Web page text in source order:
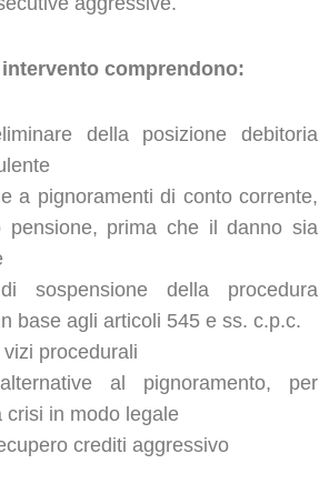
comprendono:
della posizione debitoria
a pignoramenti di conto corrente,
pensione, prima che il danno sia
sospensione della procedura
base agli articoli 545 e ss. c.p.c.
procedurali
al pignoramento, per
crisi in modo legale
crediti aggressivo